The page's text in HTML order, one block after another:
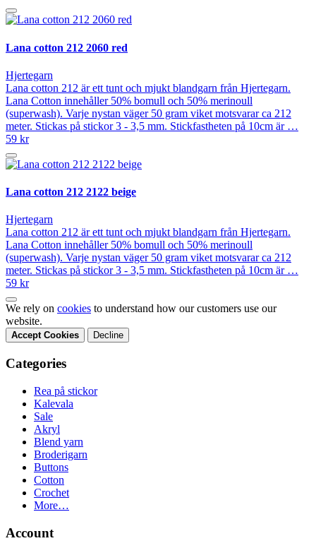
Lana cotton 212 2060 red
Hjertegarn
Lana cotton 212 är ett tunt och mjukt blandgarn från Hjertegarn.
Lana Cotton innehåller 50% bomull och 50% merinoull
(superwash). Varje nystan väger 50 gram viket motsvarar ca 212
meter. Stickas på stickor 3 - 3,5 mm. Stickfastheten på 10cm är …
59 kr
Lana cotton 212 2122 beige
Hjertegarn
Lana cotton 212 är ett tunt och mjukt blandgarn från Hjertegarn.
Lana Cotton innehåller 50% bomull och 50% merinoull
(superwash). Varje nystan väger 50 gram viket motsvarar ca 212
meter. Stickas på stickor 3 - 3,5 mm. Stickfastheten på 10cm är …
59 kr
We rely on cookies to understand how our customers use our
website.
Accept Cookies Decline
Categories
Rea på stickor
Kalevala
Sale
Akryl
Blend yarn
Broderigarn
Buttons
Cotton
Crochet
More…
Account